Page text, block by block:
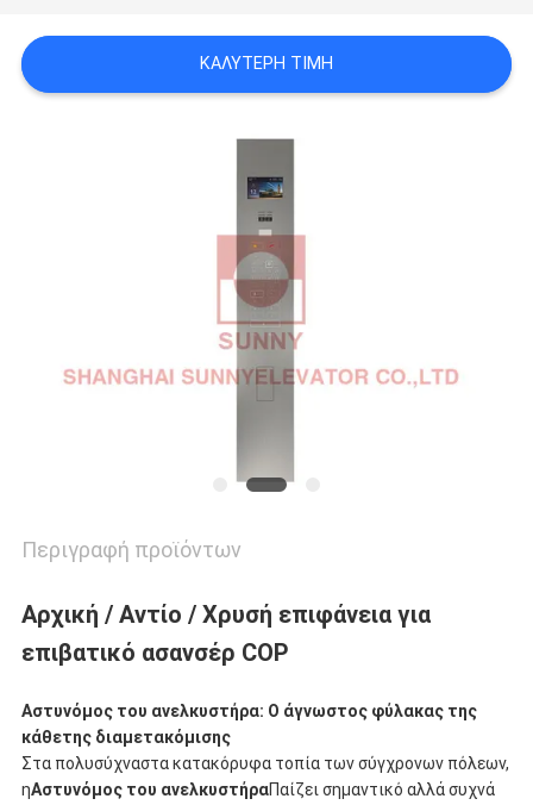
ΠΕΡΙΠΤΏΣΕΙΣΚΑΛΎΤΕΡΗ ΤΙΜΉ
Περιγραφή προϊόντων
Αρχική / Αντίο / Χρυσή επιφάνεια για
επιβατικό ασανσέρ COP
Αστυνόμος του ανελκυστήρα: Ο άγνωστος φύλακας της
κάθετης διαμετακόμισης
Στα πολυσύχναστα κατακόρυφα τοπία των σύγχρονων πόλεων,
ηΑστυνόμος του ανελκυστήραΠαίζει σημαντικό αλλά συχνά